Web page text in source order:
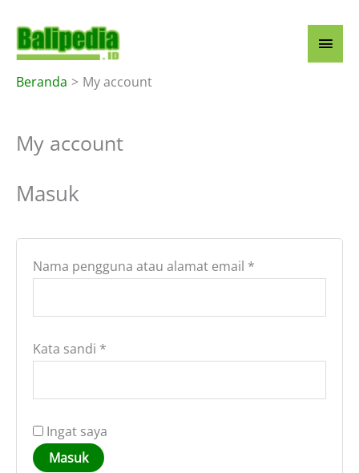
konten
Beranda My account
My account
Masuk
Nama pengguna atau alamat email *
Kata sandi *
Ingat saya
Masuk